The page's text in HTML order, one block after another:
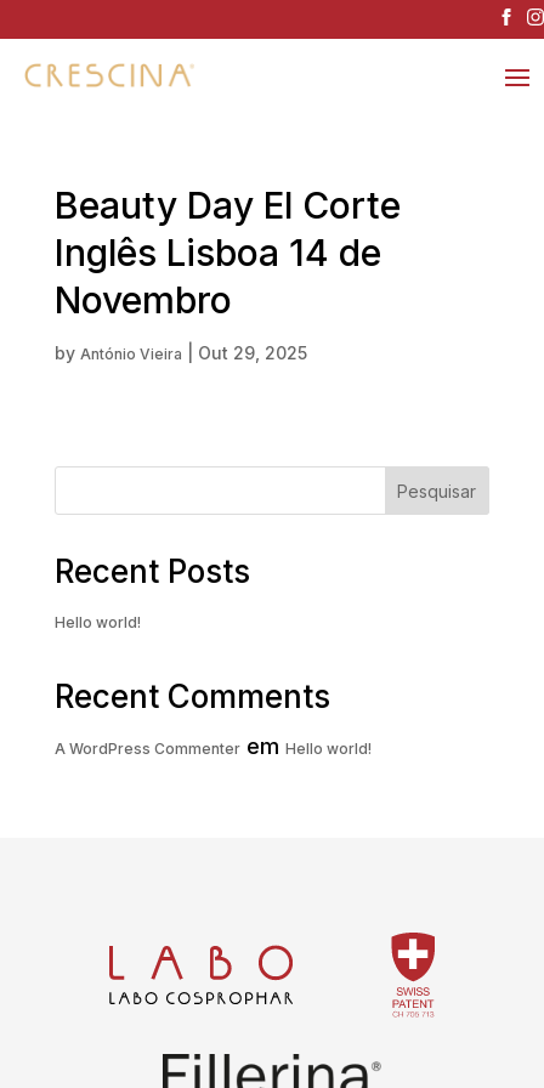
Beauty Day El Corte
Inglês Lisboa 14 de
Novembro
by António Vieira Out 29, 2025
Pesquisar
Recent Posts
Hello world!
Recent Comments
A WordPress Commenterem Hello world!